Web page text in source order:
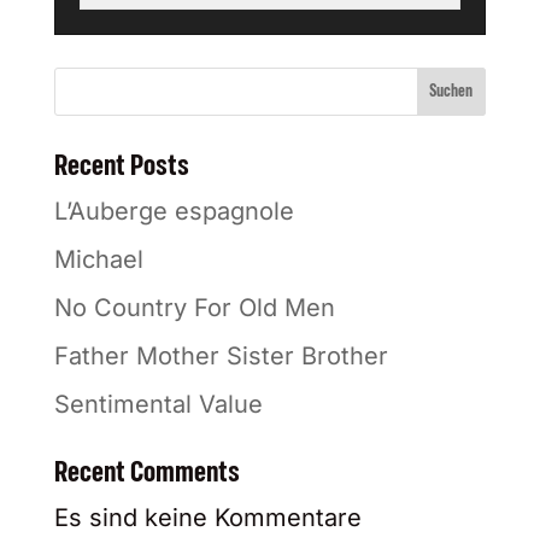
Suchen
Recent Posts
L’Auberge espagnole
Michael
No Country For Old Men
Father Mother Sister Brother
Sentimental Value
Recent Comments
Es sind keine Kommentare